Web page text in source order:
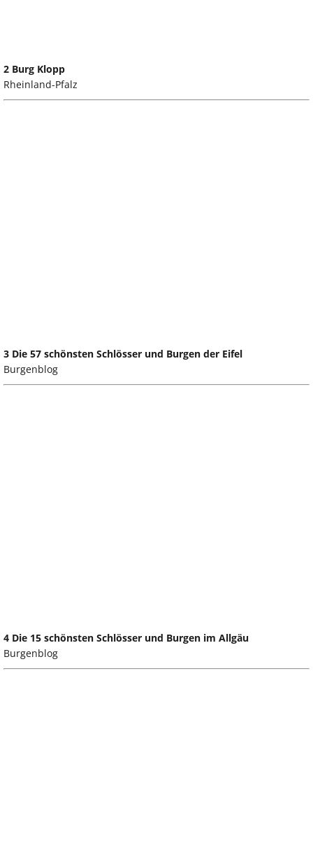
2 Burg Klopp
Rheinland-Pfalz
3 Die 57 schönsten Schlösser und Burgen der Eifel
Burgenblog
4 Die 15 schönsten Schlösser und Burgen im Allgäu
Burgenblog